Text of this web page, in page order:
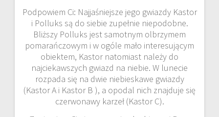
Podpowiem Ci: Najjaśniejsze jego gwiazdy Kastor
i Polluks są do siebie zupełnie niepodobne.
Bliższy Polluks jest samotnym olbrzymem
pomarańczowym i w ogóle mało interesującym
obiektem, Kastor natomiast należy do
najciekawszych gwiazd na niebie. W lunecie
rozpada się na dwie niebieskawe gwiazdy
(Kastor A i Kastor B ), a opodal nich znajduje się
czerwonawy karzeł (Kastor C).